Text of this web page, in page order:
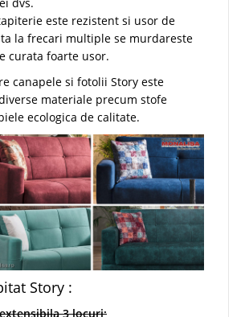
este rezistent si usor de
la frecari multiple se murdareste
curata foarte usor.
canapele si fotolii Story este
materiale precum stofe
ecologica de calitate.
Story :
3 locuri;